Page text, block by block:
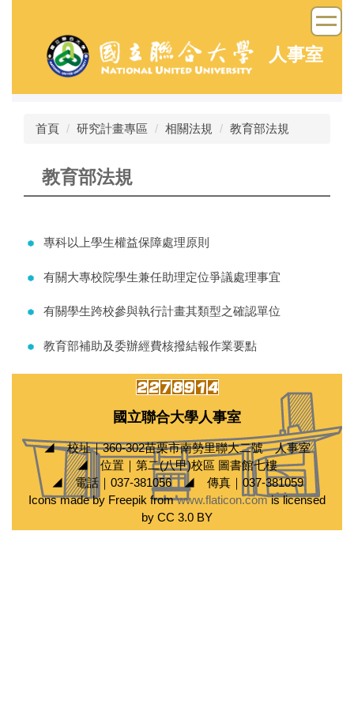
容
人事室
首頁 研究計畫專區 相關法規 教育部法規
教育部法規
專科以上學生權益保障處理原則
有關大專校院學生兼任助理定位爭議處理事宜
有關學生跨校參與執行計畫其類型之確認單位
教育部補助及委辦經費核撥結報作業要點
國立聯合大學人事室
◢ 校址｜360-302苗栗市南勢里聯大二號 人事室
◢ 位置｜第二(八甲)校區 圖書館七樓
◢ 電話｜037-381056 ◢ 傳真｜037-381059
Icons made by Freepik fromwww.flaticon.comis licensed
by CC 3.0 BY